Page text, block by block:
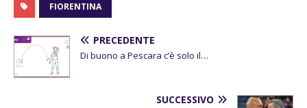
FIORENTINA
PRECEDENTE
Di buono a Pescara c’è solo il…
SUCCESSIVO